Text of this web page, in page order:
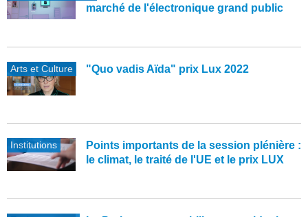
marché de l'électronique grand public
Arts et Culture "Quo vadis Aïda" prix Lux 2022
Institutions
Points importants de la session plénière :
le climat, le traité de l'UE et le prix LUX